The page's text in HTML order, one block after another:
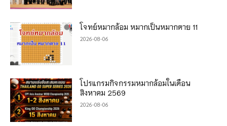
โจทย์หมากล้อม หมากเป็นหมากตาย 11
2026-08-06
โปรแกรมกิจกรรมหมากล้อมในเดือน
สิงหาคม 2569
2026-08-06